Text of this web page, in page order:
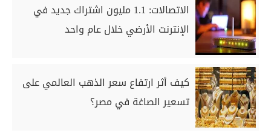
الاتصالات: 1.1 مليون اشتراك جديد في
الإنترنت الأرضي خلال عام واحد
كيف أثر ارتفاع سعر الذهب العالمي على
تسعير الصاغة في مصر؟